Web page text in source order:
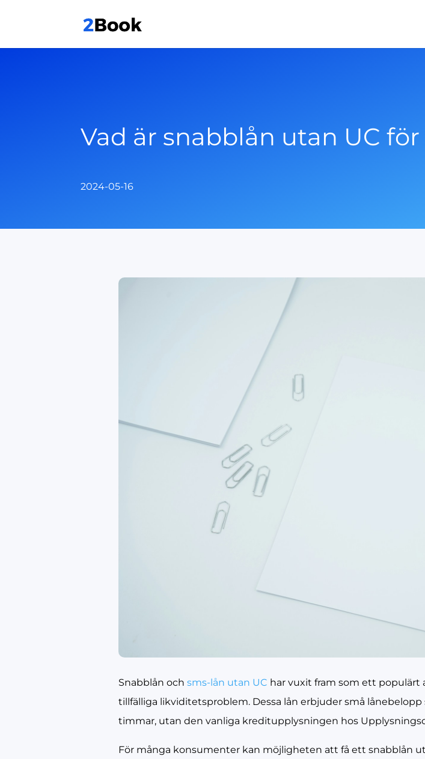
Vad är snabblån utan UC
2024-05-16
Snabblån och sms-lån utan UC har vuxit fram som ett populärt
tillfälliga likviditetsproblem. Dessa lån erbjuder små
timmar, utan den vanliga kreditupplysningen hos
För många konsumenter kan möjligheten att få ett snabblån